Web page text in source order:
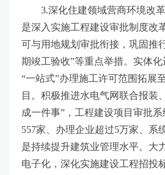
3.深化住建领域营商环境改革
是深入实施工程建设审批制度改
可与用地规划审批衔接，巩固推
期竣工验收”等重点举措。实体
“一站式”办理施工许可范围拓展
目。积极推进水电气网联合报装
成一件事”，工程建设项目审批
557家、办理企业超过5万家、系
是持续提升建筑业管理水平。大
电子化，深化实施建设工程招投